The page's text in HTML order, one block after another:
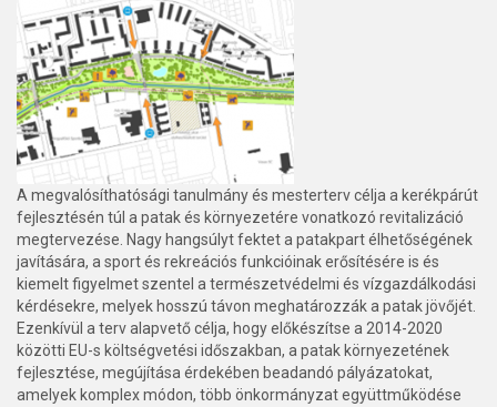
A megvalósíthatósági tanulmány és mesterterv célja a kerékpárút
fejlesztésén túl a patak és környezetére vonatkozó revitalizáció
megtervezése. Nagy hangsúlyt fektet a patakpart élhetőségének
javítására, a sport és rekreációs funkcióinak erősítésére is és
kiemelt figyelmet szentel a természetvédelmi és vízgazdálkodási
kérdésekre, melyek hosszú távon meghatározzák a patak jövőjét.
Ezenkívül a terv alapvető célja, hogy előkészítse a 2014-2020
közötti EU-s költségvetési időszakban, a patak környezetének
fejlesztése, megújítása érdekében beadandó pályázatokat,
amelyek komplex módon, több önkormányzat együttműködése